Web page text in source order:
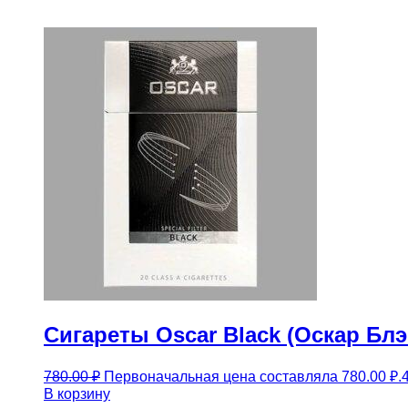
Сигареты Oscar Black (Оскар
780.00₽ Первоначальная цена составляла 780.00 ₽.
В корзину